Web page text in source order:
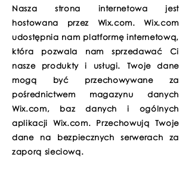
Nasza strona internetowa jest
hostowana przez Wix.com. Wix.com
udostępnia nam platformę internetową,
która pozwala nam sprzedawać Ci
nasze produkty i usługi. Twoje dane
mogą być przechowywane za
pośrednictwem magazynu danych
Wix.com, baz danych i ogólnych
aplikacji Wix.com. Przechowują Twoje
dane na bezpiecznych serwerach za
zaporą sieciową.